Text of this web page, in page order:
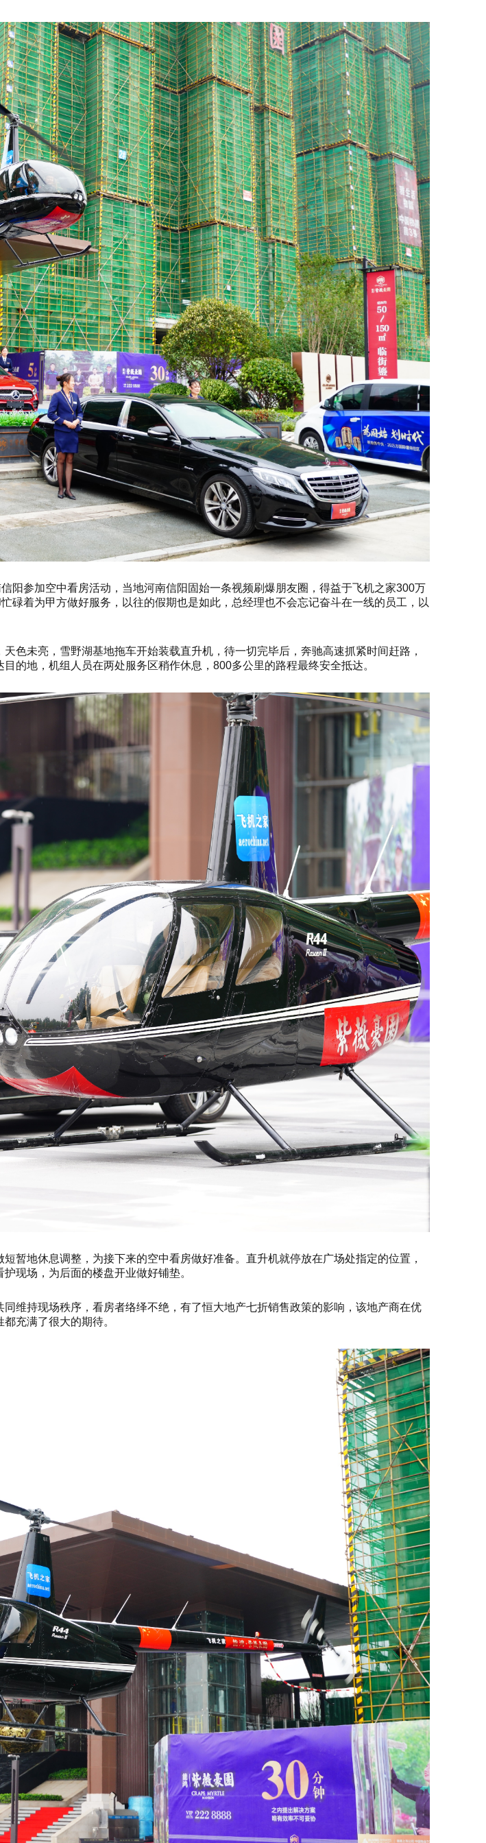
阳参加空中看房活动，当地河南信阳固始一条视频刷爆朋友圈，得益于飞机之家300万
碌着为甲方做好服务，以往的假期也是如此，总经理也不会忘记奋斗在一线的员工，以
色未亮，雪野湖基地拖车开始装载直升机，待一切完毕后，奔驰高速抓紧时间赶路，
的地，机组人员在两处服务区稍作休息，800多公里的路程最终安全抵达。
暂地休息调整，为接下来的空中看房做好准备。直升机就停放在广场处指定的位置，
现场，为后面的楼盘开业做好铺垫。
维持现场秩序，看房者络绎不绝，有了恒大地产七折销售政策的影响，该地产商在优
充满了很大的期待。